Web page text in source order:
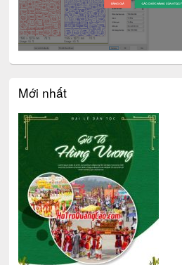
Mới nhất